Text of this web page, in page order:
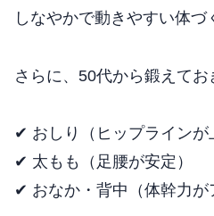
しなやかで動きやすい体づ
さらに、50代から鍛えて
✔ おしり（ヒップラインが
✔ 太もも（足腰が安定）
✔ おなか・背中（体幹力が